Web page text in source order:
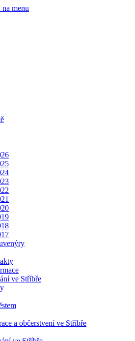
menu
ve Stříbře
a občerstvení ve Stříbře